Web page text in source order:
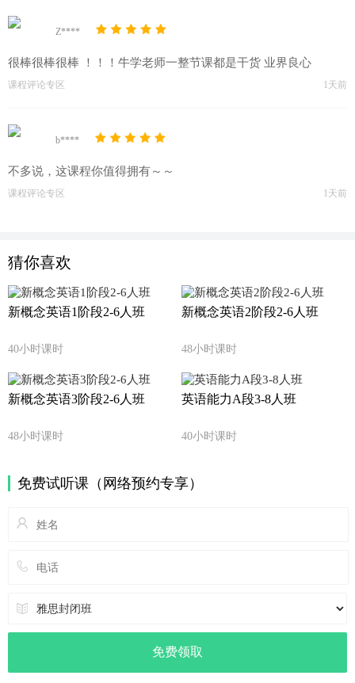
Z****
很棒很棒很棒 ！！！牛学老师一整节课都是干货 业界良心
课程评论专区 1天前
b****
不多说，这课程你值得拥有～～
课程评论专区 1天前
猜你喜欢
新概念英语1阶段2-6人班
40小时课时
新概念英语2阶段2-6人班
48小时课时
新概念英语3阶段2-6人班
48小时课时
英语能力A段3-8人班
40小时课时
免费试听课（网络预约专享）